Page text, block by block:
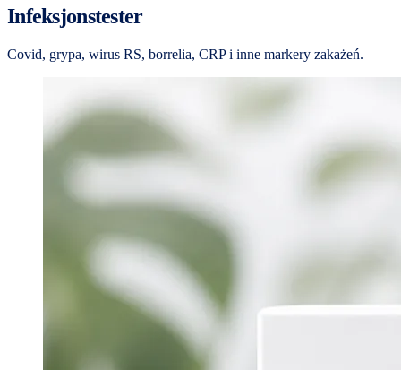
Infeksjonstester
Covid, grypa, wirus RS, borrelia, CRP i inne markery zakażeń.